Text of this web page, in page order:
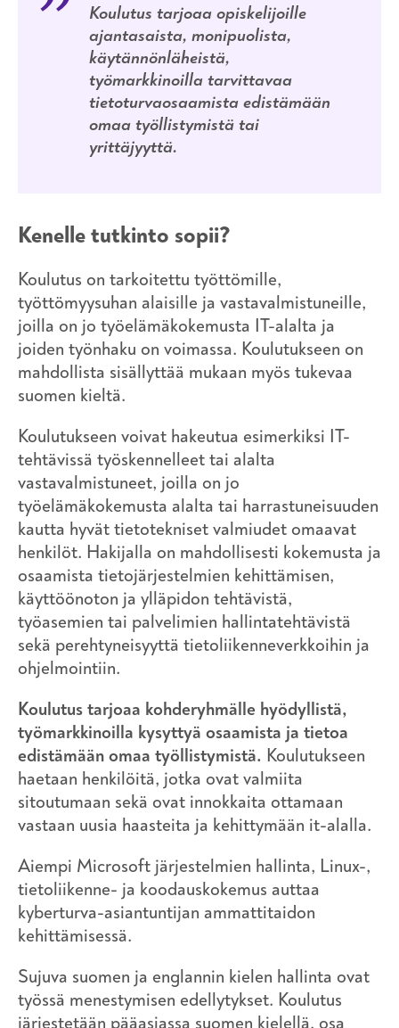
Koulutus tarjoaa opiskelijoille
ajantasaista, monipuolista,
käytännönläheistä,
työmarkkinoilla tarvittavaa
tietoturvaosaamista edistämään
omaa työllistymistä tai
yrittäjyyttä.
Kenelle tutkinto sopii?
Koulutus on tarkoitettu työttömille,
työttömyysuhan alaisille ja vastavalmistuneille,
joilla on jo työelämäkokemusta IT-alalta ja
joiden työnhaku on voimassa. Koulutukseen on
mahdollista sisällyttää mukaan myös tukevaa
suomen kieltä.
Koulutukseen voivat hakeutua esimerkiksi IT-
tehtävissä työskennelleet tai alalta
vastavalmistuneet, joilla on jo
työelämäkokemusta alalta tai harrastuneisuuden
kautta hyvät tietotekniset valmiudet omaavat
henkilöt. Hakijalla on mahdollisesti kokemusta ja
osaamista tietojärjestelmien kehittämisen,
käyttöönoton ja ylläpidon tehtävistä,
työasemien tai palvelimien hallintatehtävistä
sekä perehtyneisyyttä tietoliikenneverkkoihin ja
ohjelmointiin.
Koulutus tarjoaa kohderyhmälle hyödyllistä,
työmarkkinoilla kysyttyä osaamista ja tietoa
edistämään omaa työllistymistä. Koulutukseen
haetaan henkilöitä, jotka ovat valmiita
sitoutumaan sekä ovat innokkaita ottamaan
vastaan uusia haasteita ja kehittymään it-alalla.
Aiempi Microsoft järjestelmien hallinta, Linux-,
tietoliikenne- ja koodauskokemus auttaa
kyberturva-asiantuntijan ammattitaidon
kehittämisessä.
Sujuva suomen ja englannin kielen hallinta ovat
työssä menestymisen edellytykset. Koulutus
järjestetään pääasiassa suomen kielellä, osa